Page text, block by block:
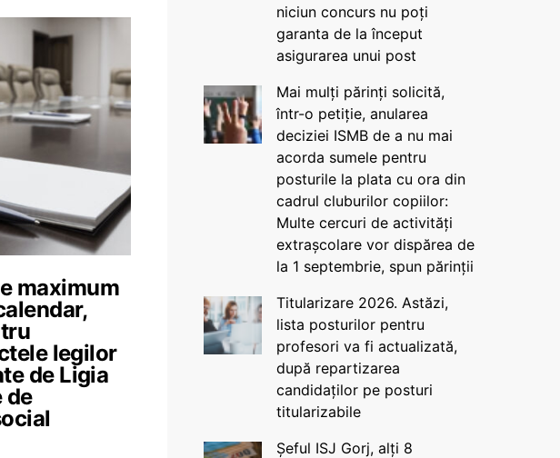
maximum
legilor
de Ligia
de
niciun concurs nu poți
garanta de la început
asigurarea unui post
Mai mulți părinți solicită,
într-o petiție, anularea
deciziei ISMB de a nu mai
acorda sumele pentru
posturile la plata cu ora din
cadrul cluburilor copiilor:
Multe cercuri de activități
extrașcolare vor dispărea de
la 1 septembrie, spun părinții
Titularizare 2026. Astăzi,
lista posturilor pentru
profesori va fi actualizată,
după repartizarea
candidaților pe posturi
titularizabile
Șeful ISJ Gorj, alți 8